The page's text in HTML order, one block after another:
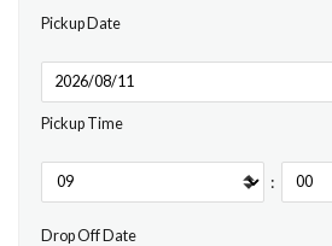
Pickup Date
Pickup Time
:
Drop Off Date